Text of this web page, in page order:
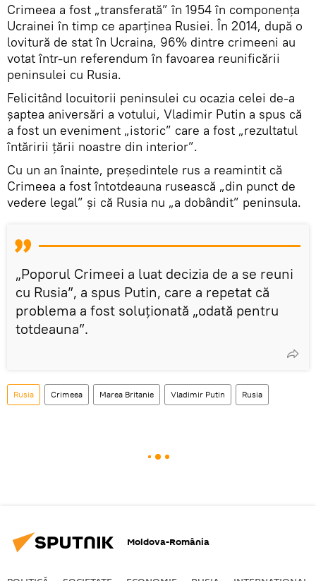
Crimeea a fost „transferată” în 1954 în componența
Ucrainei în timp ce aparținea Rusiei. În 2014, după o
lovitură de stat în Ucraina, 96% dintre crimeeni au
votat într-un referendum în favoarea reunificării
peninsulei cu Rusia.
Felicitând locuitorii peninsulei cu ocazia celei de-a
șaptea aniversări a votului, Vladimir Putin a spus că
a fost un eveniment „istoric” care a fost „rezultatul
întăririi țării noastre din interior”.
Cu un an înainte, preşedintele rus a reamintit că
Crimeea a fost întotdeauna rusească „din punct de
vedere legal” și că Rusia nu „a dobândit” peninsula.
„Poporul Crimeei a luat decizia de a se reuni
cu Rusia”, a spus Putin, care a repetat că
problema a fost soluționată „odată pentru
totdeauna”.
Rusia Crimeea Marea Britanie Vladimir Putin Rusia
Moldova-România